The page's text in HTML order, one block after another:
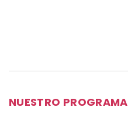
NUESTRO PROGRAMA